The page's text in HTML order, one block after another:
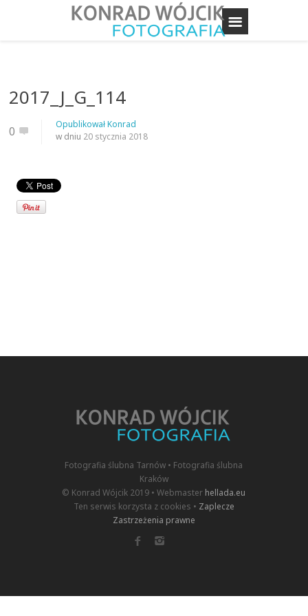
2017_J_G_114
0 OpublikowałKonrad
w dniu 20 stycznia 2018
Fotografia ślubna Tarnów • Fotografia ślubna
Kraków
© Konrad Wójcik 2019 • Webmaster hellada.eu
Ten serwis korzysta z cookies • Zaplecze
Zastrzeżenia prawne